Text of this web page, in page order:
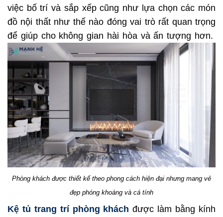
việc bố trí và sắp xếp cũng như lựa chọn các món
đồ nội thất như thế nào đóng vai trò rất quan trọng
để giúp cho không gian hài hòa và ấn tượng hơn.
Phòng khách được thiết kế theo phong cách hiện đại nhưng mang vẻ
đẹp phóng khoáng và cá tính
Kệ tủ trang trí phòng khách được làm bằng kính